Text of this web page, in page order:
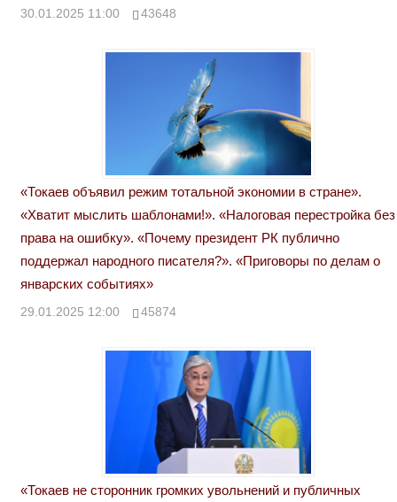
30.01.2025 11:00 43648
«Токаев объявил режим тотальной экономии в стране».
«Хватит мыслить шаблонами!». «Налоговая перестройка без
права на ошибку». «Почему президент РК публично
поддержал народного писателя?». «Приговоры по делам о
январских событиях»
29.01.2025 12:00 45874
«Токаев не сторонник громких увольнений и публичных